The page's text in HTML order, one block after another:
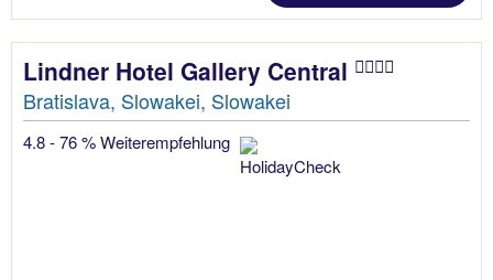
Lindner Hotel Gallery Central
Bratislava, Slowakei, Slowakei
4.8 - 76 % Weiterempfehlung